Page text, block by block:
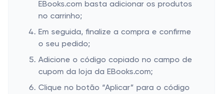
EBooks.com basta adicionar os produtos
no carrinho;
Em seguida, finalize a compra e confirme
o seu pedido;
Adicione o código copiado no campo de
cupom da loja da EBooks.com;
Clique no botão “Aplicar” para o código